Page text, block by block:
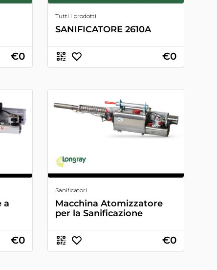
€0
Tutti i prodotti
SANIFICATORE 2610A
€0
a
€0
Sanificatori
Macchina Atomizzatore
per la Sanificazione
€0